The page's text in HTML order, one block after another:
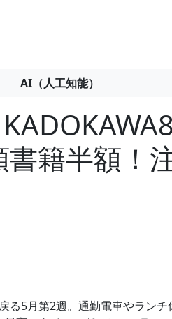
AI（人工知能）
書籍半額！
る5月第2週。通勤電車やラン